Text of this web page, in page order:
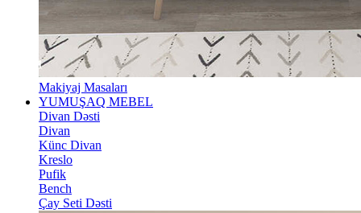
Makiyaj Masaları
YUMUŞAQ MEBEL
Divan Dəsti
Divan
Künc Divan
Kreslo
Pufik
Bench
Çay Seti Dəsti